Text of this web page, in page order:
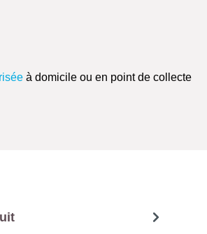
à domicile ou en point de collecte